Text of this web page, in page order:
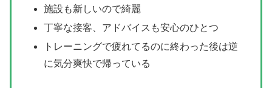
施設も新しいので綺麗
丁寧な接客、アドバイスも安心のひとつ
トレーニングで疲れてるのに終わった後は逆
に気分爽快で帰っている